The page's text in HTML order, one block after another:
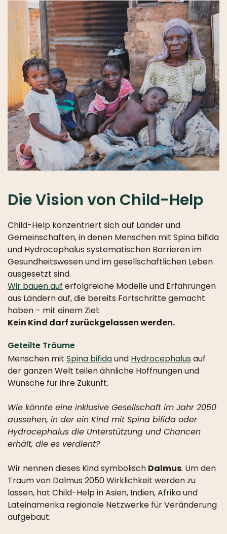
INFOS
UND
TICKETS
KONZERTNACHRICHTEN
SPENDEN
UNTERSTÜTZER
DER
KONZERTREIHE
2026
UNTERSTÜTZER
DER
KONZERTREIHE
Die Vision von Child-Help
Child-Help konzentriert sich auf Länder und
Gemeinschaften, in denen Menschen mit Spina bifida
und Hydrocephalus systematischen Barrieren im
Gesundheitswesen und im gesellschaftlichen Leben
ausgesetzt sind.
Wir bauen auf erfolgreiche Modelle und Erfahrungen
aus Ländern auf, die bereits Fortschritte gemacht
haben – mit einem Ziel:
Kein Kind darf zurückgelassen werden.
Geteilte Träume
Menschen mit Spina bifidaund Hydrocephalus auf
der ganzen Welt teilen ähnliche Hoffnungen und
Wünsche für ihre Zukunft.
Wie könnte eine inklusive Gesellschaft im Jahr 2050
aussehen, in der ein Kind mit Spina bifida oder
Hydrocephalus die Unterstützung und Chancen
erhält, die es verdient?
Wir nennen dieses Kind symbolisch Dalmus. Um den
Traum von Dalmus 2050 Wirklichkeit werden zu
lassen, hat Child-Help in Asien, Indien, Afrika und
Lateinamerika regionale Netzwerke für Veränderung
aufgebaut.